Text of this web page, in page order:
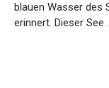
blauen Wasser des
erinnert. Dieser See